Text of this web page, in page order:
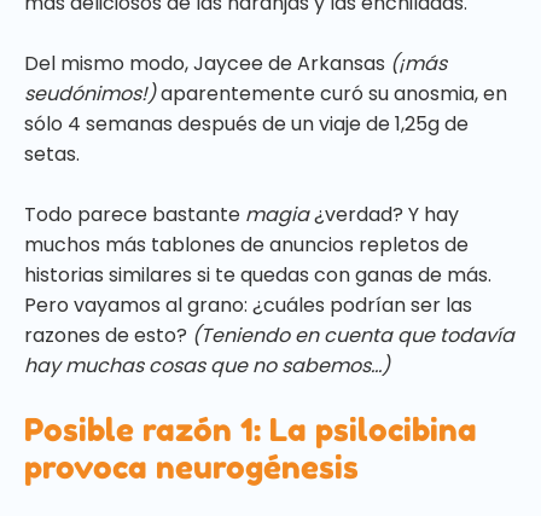
Del mismo modo, Jaycee de Arkansas (¡más
seudónimos!)aparentemente curó su anosmia, en
sólo 4 semanas después de un viaje de 1,25g de
setas.
Todo parece bastante magia¿verdad? Y hay
muchos más tablones de anuncios repletos de
historias similares si te quedas con ganas de más.
Pero vayamos al grano: ¿cuáles podrían ser las
razones de esto? (Teniendo en cuenta que todavía
hay muchas cosas que no sabemos...)
Posible razón 1: La psilocibina
provoca neurogénesis